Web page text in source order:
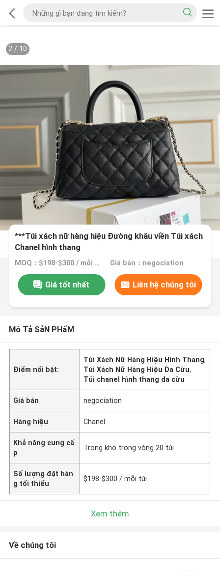
2/ 10
***Túi xách nữ hàng hiệu Đường khâu viền Túi xách
Chanel hình thang
MOQ：$198-$300 / mỗi túi Giá bán：negociation
Giá tốt nhất Liên hệ chúng tôi
Mô Tả SảN PHẩM
Điểm nổi bật:
Túi Xách Nữ Hàng Hiệu Hình Thang,
Túi Xách Nữ Hàng Hiệu Da Cừu,
Túi chanel hình thang da cừu
Giá bán negociation
Hàng hiệu Chanel
Khả năng cung cấ
p
Trong kho trong vòng 20 túi
Số lượng đặt hàn
g tối thiểu
$198-$300 / mỗi túi
Xem thêm
Về chúng tôi